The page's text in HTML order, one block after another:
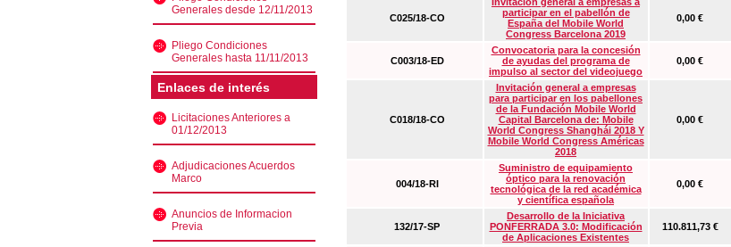
Generales desde 12/11/2013
Pliego Condiciones
Generales hasta 11/11/2013
Enlaces de interés
Licitaciones Anteriores a
01/12/2013
Adjudicaciones Acuerdos
Marco
Anuncios de Informacion
Previa
C025/18-CO
participar en el pabellón de
España del Mobile World
Congress Barcelona 2019
0,00 €
C003/18-ED
Convocatoria para la concesión
de ayudas del programa de
impulso al sector del videojuego
0,00 €
C018/18-CO
Invitación general a empresas
para participar en los pabellones
de la Fundación Mobile World
Capital Barcelona de: Mobile
World Congress Shanghái 2018 Y
Mobile World Congress Américas
2018
0,00 €
004/18-RI
Suministro de equipamiento
óptico para la renovación
tecnológica de la red académica
y científica española
0,00 €
132/17-SP
Desarrollo de la Iniciativa
PONFERRADA 3.0: Modificación
de Aplicaciones Existentes
110.811,73 €